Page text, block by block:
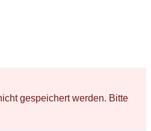
gespeichert werden. Bitte